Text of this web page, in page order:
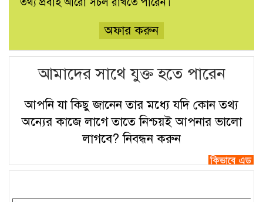
অফার করুন
আমাদের সাথে যুক্ত হতে পারেন
আপনি যা কিছু জানেন তার মধ্যে যদি কোন তথ্য
অন্যের কাজে লাগে তাতে নিশ্চয়ই আপনার ভালো
লাগবে?নিবন্ধন করুন